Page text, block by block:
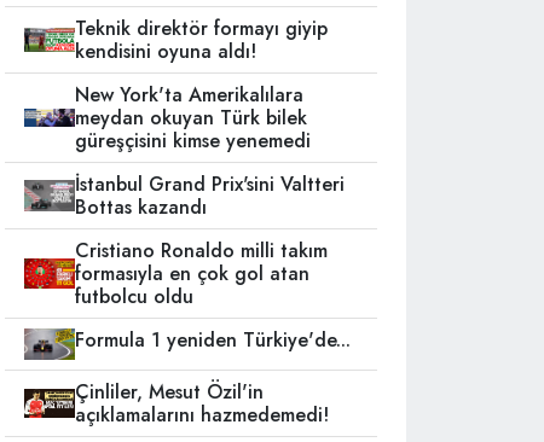
Teknik direktör formayı giyip
kendisini oyuna aldı!
New York'ta Amerikalılara
meydan okuyan Türk bilek
güreşçisini kimse yenemedi
İstanbul Grand Prix'sini Valtteri
Bottas kazandı
Cristiano Ronaldo milli takım
formasıyla en çok gol atan
futbolcu oldu
Formula 1 yeniden Türkiye'de...
Çinliler, Mesut Özil'in
açıklamalarını hazmedemedi!